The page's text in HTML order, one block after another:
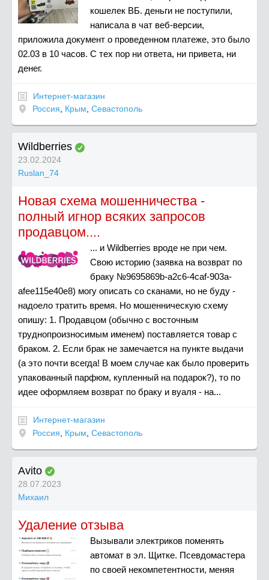
кошелек ВБ. деньги не поступили,
написала в чат веб-версии,
приложила документ о проведенном платеже, это было
02.03 в 10 часов. С тех пор ни ответа, ни привета, ни
денег.
Интернет-магазин
Россия
Крым Севастополь
Wildberries
23.02.2024
Ruslan_74
Новая схема мошенничества -
полный игнор всяких запросов
продавцом....
... и Wildberries вроде не при чем.
Свою историю (заявка на возврат по
браку №9695869b-a2c6-4caf-903a-
afee115e40e8) могу описать со сканами, но не буду -
надоело тратить время. Но мошенническую схему
опишу: 1. Продавцом (обычно с восточным
труднопроизносимым именем) поставляется товар с
браком. 2. Если брак не замечается на пункте выдачи
(а это почти всегда! В моем случае как было проверить
упакованный парфюм, купленный на подарок?), то по
идее оформляем возврат по браку и вуаля - на...
Интернет-магазин
Россия
Крым Севастополь
Avito
28.07.2023
Михаил
Удаление отзыва
Вызывали электриков поменять
автомат в эл. Щитке. Псевдомастера
по своей некомпетентности, меняя